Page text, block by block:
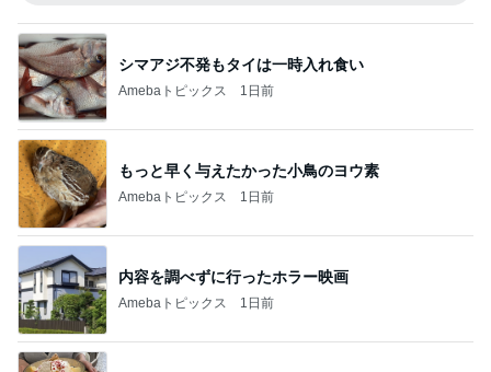
シマアジ不発もタイは一時入れ食い
Amebaトピックス 1日前
もっと早く与えたかった小鳥のヨウ素
Amebaトピックス 1日前
内容を調べずに行ったホラー映画
Amebaトピックス 1日前